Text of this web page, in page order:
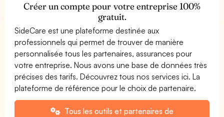
Créer un compte pour votre entreprise 100%
gratuit.
SideCare est une plateforme destinée aux
professionnels qui permet de trouver de manière
personnalisée tous les partenaires, assurances pour
votre entreprise. Nous avons une base de données très
précises des tarifs. Découvrez tous nos services ici. La
plateforme de référence pour le choix de partenaire.
Tous les outils et partenaires de